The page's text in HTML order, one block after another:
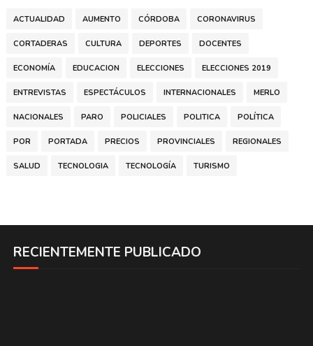
ACTUALIDAD AUMENTO CÓRDOBA CORONAVIRUS
CORTADERAS CULTURA DEPORTES DOCENTES
ECONOMÍA EDUCACION ELECCIONES ELECCIONES 2019
ENTREVISTAS ESPECTÁCULOS INTERNACIONALES MERLO
NACIONALES PARO POLICIALES POLITICA POLÍTICA
POR PORTADA PRECIOS PROVINCIALES REGIONALES
SALUD TECNOLOGIA TECNOLOGÍA TURISMO
RECIENTEMENTE PUBLICADO